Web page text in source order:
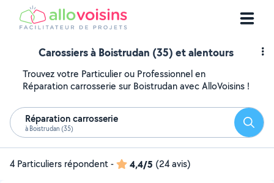
Carossiers à Boistrudan (35) et alentours
Trouvez votre Particulier ou Professionnel en
Réparation carrosserie sur Boistrudan avec AlloVoisins !
Réparation carrosserie
à Boistrudan (35)
4 Particuliers répondent- 4,4/5 (24 avis)